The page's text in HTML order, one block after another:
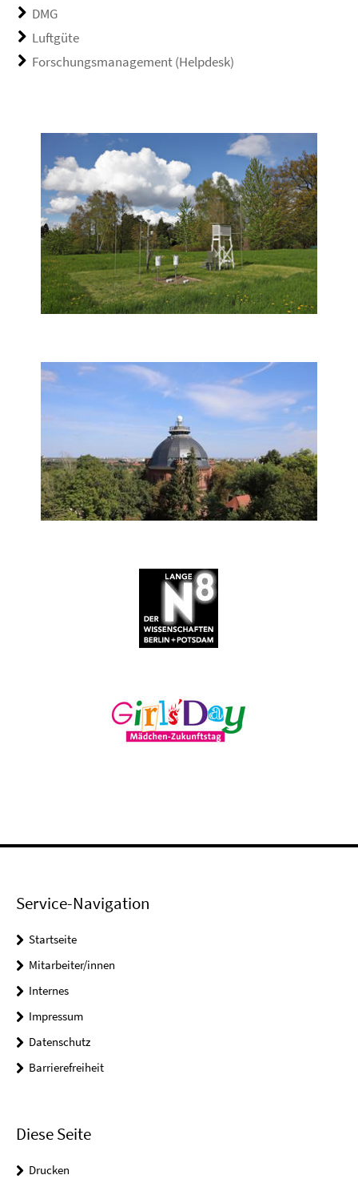
DMG
Luftgüte
Forschungsmanagement (Helpdesk)
Service-Navigation
Startseite
Mitarbeiter/innen
Internes
Impressum
Datenschutz
Barrierefreiheit
Diese Seite
Drucken